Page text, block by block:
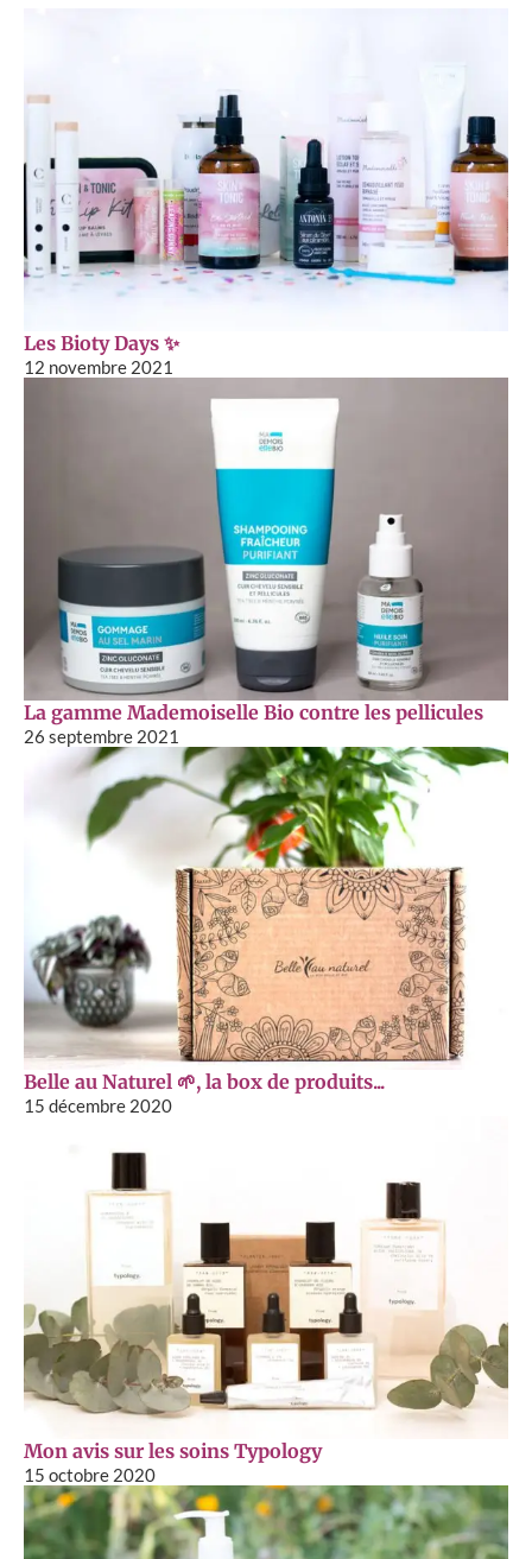
Les Bioty Days ✨
12 novembre 2021
La gamme Mademoiselle Bio contre les pellicules
26 septembre 2021
Belle au Naturel 🌱, la box de produits...
15 décembre 2020
Mon avis sur les soins Typology
15 octobre 2020